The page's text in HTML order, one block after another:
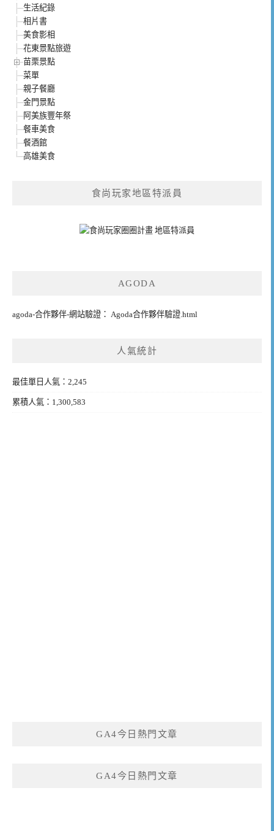
生活紀錄
相片書
美食影相
花東景點旅遊
苗栗景點
菜單
親子餐廳
金門景點
阿美族豐年祭
餐車美食
餐酒館
高雄美食
食尚玩家地區特派員
AGODA
agoda-合作夥伴-網站驗證： Agoda合作夥伴驗證.html
人氣統計
最佳單日人氣：2,245
累積人氣：1,300,583
GA4今日熱門文章
GA4今日熱門文章